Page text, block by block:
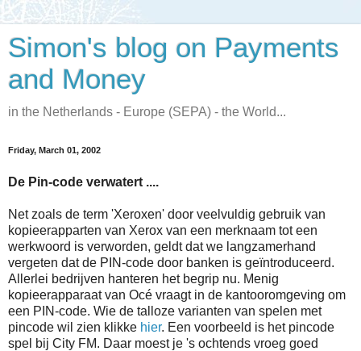
Simon's blog on Payments
and Money
in the Netherlands - Europe (SEPA) - the World...
Friday, March 01, 2002
De Pin-code verwatert ....
Net zoals de term 'Xeroxen' door veelvuldig gebruik van
kopieerapparten van Xerox van een merknaam tot een
werkwoord is verworden, geldt dat we langzamerhand
vergeten dat de PIN-code door banken is geïntroduceerd.
Allerlei bedrijven hanteren het begrip nu. Menig
kopieerapparaat van Océ vraagt in de kantooromgeving om
een PIN-code. Wie de talloze varianten van spelen met
pincode wil zien klikke hier. Een voorbeeld is het pincode
spel bij City FM. Daar moest je 's ochtends vroeg goed